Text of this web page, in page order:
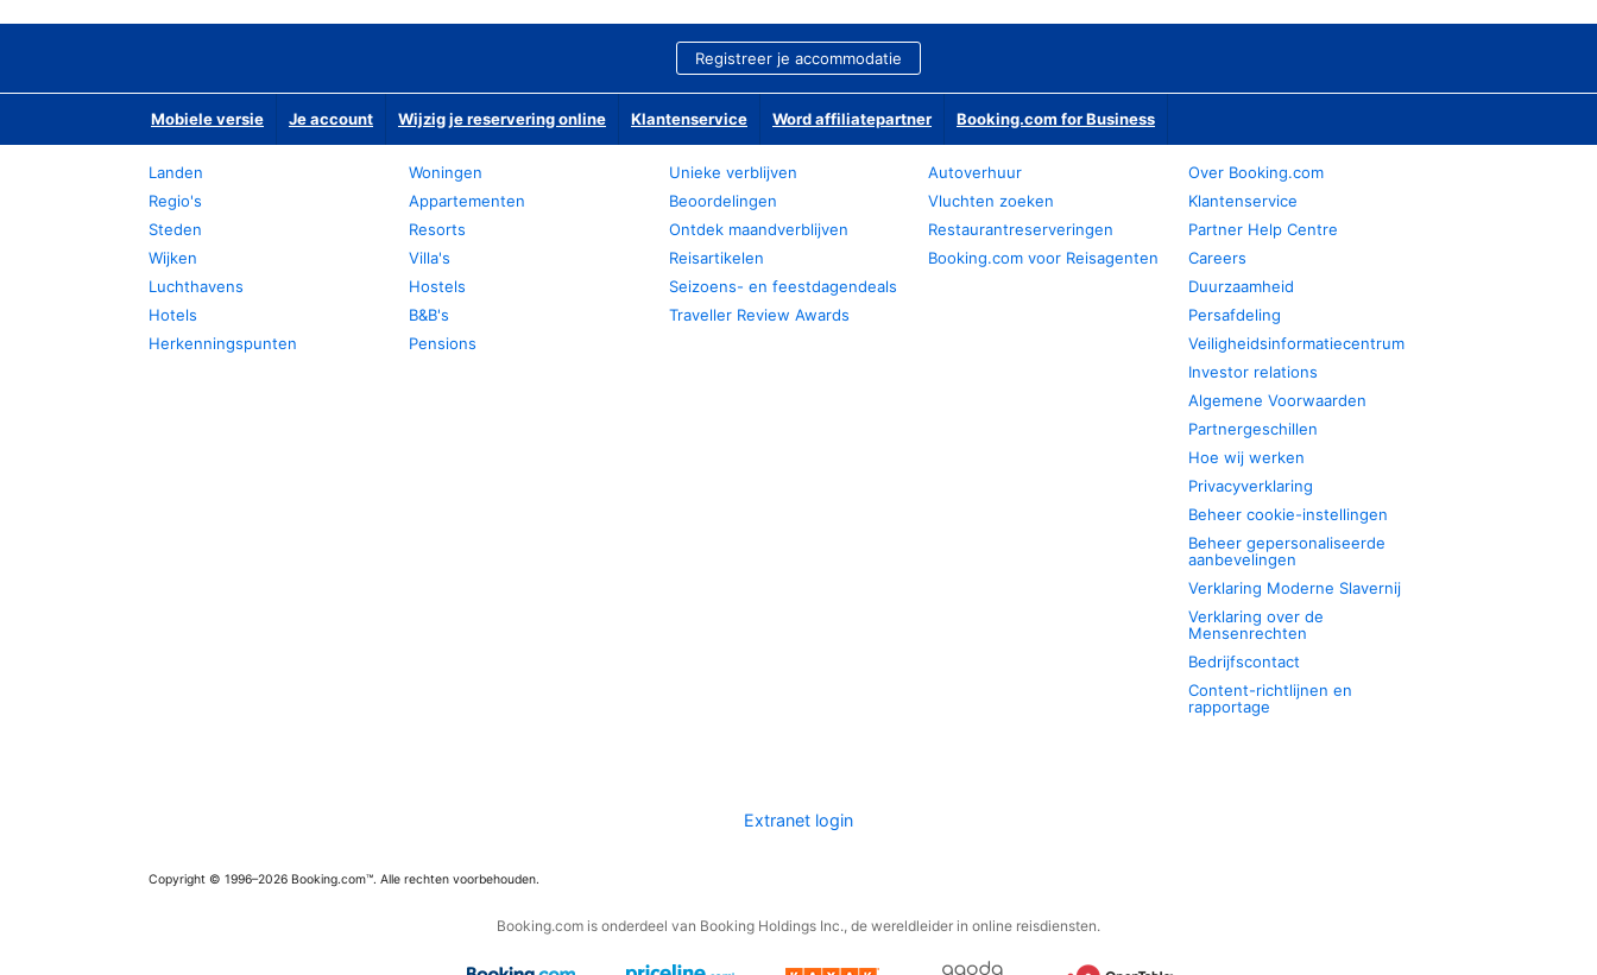
Registreer je accommodatie
Mobiele versie Je account Wijzig je reservering online Klantenservice Word affiliatepartner Booking.com for Business
Landen
Regio's
Steden
Wijken
Luchthavens
Hotels
Herkenningspunten
Woningen
Appartementen
Resorts
Villa's
Hostels
B&B's
Pensions
Unieke verblijven
Beoordelingen
Ontdek maandverblijven
Reisartikelen
Seizoens- en feestdagendeals
Traveller Review Awards
Autoverhuur
Vluchten zoeken
Restaurantreserveringen
Booking.com voor Reisagenten
Over Booking.com
Klantenservice
Partner Help Centre
Careers
Duurzaamheid
Persafdeling
Veiligheidsinformatiecentrum
Investor relations
Algemene Voorwaarden
Partnergeschillen
Hoe wij werken
Privacyverklaring
Beheer cookie-instellingen
Beheer gepersonaliseerde
aanbevelingen
Verklaring Moderne Slavernij
Verklaring over de
Mensenrechten
Bedrijfscontact
Content-richtlijnen en
rapportage
Extranet login
Copyright © 1996–2026 Booking.com™. Alle rechten voorbehouden.
Booking.com is onderdeel van Booking Holdings Inc., de wereldleider in online reisdiensten.